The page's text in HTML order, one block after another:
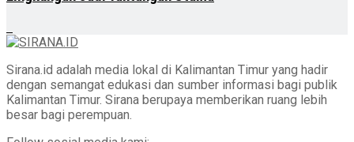
Sirana.id adalah media lokal di Kalimantan Timur yang hadir
dengan semangat edukasi dan sumber informasi bagi publik
Kalimantan Timur. Sirana berupaya memberikan ruang lebih
besar bagi perempuan.